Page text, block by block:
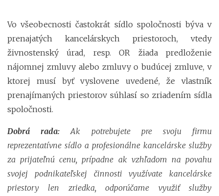
Vo všeobecnosti častokrát sídlo spoločnosti býva v
prenajatých kancelárskych priestoroch, vtedy
živnostenský úrad, resp. OR žiada predloženie
nájomnej zmluvy alebo zmluvy o budúcej zmluve, v
ktorej musí byť vyslovene uvedené, že vlastník
prenajímaných priestorov súhlasí so zriadením sídla
spoločnosti.
Dobrá rada: Ak potrebujete pre svoju firmu
reprezentatívne sídlo a profesionálne kancelárske služby
za prijateľnú cenu, prípadne ak vzhľadom na povahu
svojej podnikateľskej činnosti využívate kancelárske
priestory len zriedka, odporúčame využiť služby